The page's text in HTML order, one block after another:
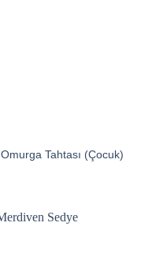
Omurga Tahtası (Çocuk)